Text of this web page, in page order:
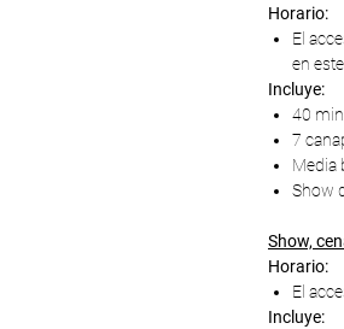
Horario:
El
en
Incluye:
40
7
Media
Show
Show,
Horario:
El
Incluye: